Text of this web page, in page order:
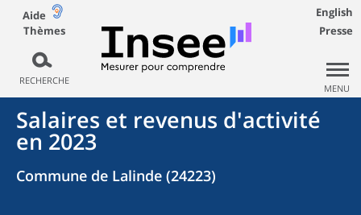
Aide
Thèmes
RECHERCHE
English
Presse
MENU
Salaires et revenus d'activité
en 2023
Commune de Lalinde (24223)